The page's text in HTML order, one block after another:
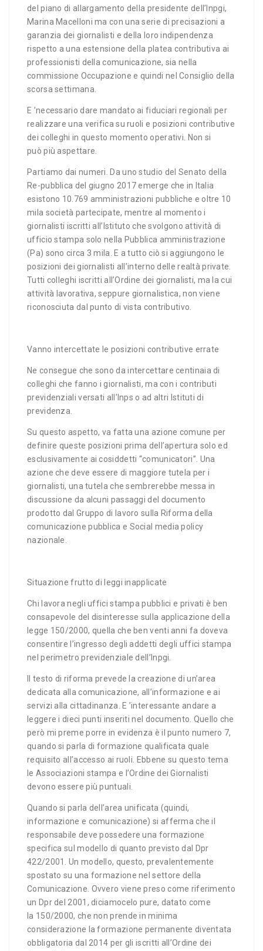
del piano di allargamento della presidente dell’Inpgi,
Marina Macelloni ma con una serie di precisazioni a
garanzia dei giornalisti e della loro indipendenza
rispetto a una estensione della platea contributiva ai
professionisti della comunicazione, sia nella
commissione Occupazione e quindi nel Consiglio della
scorsa settimana.
E ’necessario dare mandato ai fiduciari regionali per
realizzare una verifica su ruoli e posizioni contributive
dei colleghi in questo momento operativi. Non si
può più aspettare.
Partiamo dai numeri. Da uno studio del Senato della
Re-pubblica del giugno 2017 emerge che in Italia
esistono 10.769 amministrazioni pubbliche e oltre 10
mila società partecipate, mentre al momento i
giornalisti iscritti all’Istituto che svolgono attività di
ufficio stampa solo nella Pubblica amministrazione
(Pa) sono circa 3 mila. E a tutto ciò si aggiungono le
posizioni dei giornalisti all’interno delle realtà private.
Tutti colleghi iscritti all’Ordine dei giornalisti, ma la cui
attività lavorativa, seppure giornalistica, non viene
riconosciuta dal punto di vista contributivo.
Vanno intercettate le posizioni contributive errate
Ne consegue che sono da intercettare centinaia di
colleghi che fanno i giornalisti, ma con i contributi
previdenziali versati all’Inps o ad altri Istituti di
previdenza.
Su questo aspetto, va fatta una azione comune per
definire queste posizioni prima dell’apertura solo ed
esclusivamente ai cosiddetti “comunicatori”. Una
azione che deve essere di maggiore tutela per i
giornalisti, una tutela che sembrerebbe messa in
discussione da alcuni passaggi del documento
prodotto dal Gruppo di lavoro sulla Riforma della
comunicazione pubblica e Social media policy
nazionale.
Situazione frutto di leggi inapplicate
Chi lavora negli uffici stampa pubblici e privati è ben
consapevole del disinteresse sulla applicazione della
legge 150/2000, quella che ben venti anni fa doveva
consentire l’ingresso degli addetti degli uffici stampa
nel perimetro previdenziale dell’Inpgi.
Il testo di riforma prevede la creazione di un’area
dedicata alla comunicazione, all’informazione e ai
servizi alla cittadinanza. E ’interessante andare a
leggere i dieci punti inseriti nel documento. Quello che
però mi preme porre in evidenza è il punto numero 7,
quando si parla di formazione qualificata quale
requisito all’accesso ai ruoli. Ebbene su questo tema
le Associazioni stampa e l’Ordine dei Giornalisti
devono essere più puntuali.
Quando si parla dell’area unificata (quindi,
informazione e comunicazione) si afferma che il
responsabile deve possedere una formazione
specifica sul modello di quanto previsto dal Dpr
422/2001. Un modello, questo, prevalentemente
spostato su una formazione nel settore della
Comunicazione. Ovvero viene preso come riferimento
un Dpr del 2001, diciamocelo pure, datato come
la 150/2000, che non prende in minima
considerazione la formazione permanente diventata
obbligatoria dal 2014 per gli iscritti all’Ordine dei